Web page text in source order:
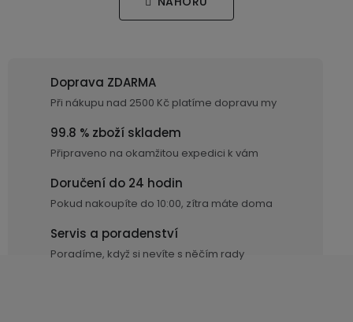
á
p
r
v
y
v
ý
p
i
í
Doprava ZDARMA
Při nákupu nad 2500 Kč platíme dopravu my
99.8 % zboží skladem
Připraveno na okamžitou expedici k vám
Doručení do 24 hodin
Pokud nakoupíte do 10:00, zítra máte doma
Servis a poradenství
Poradíme, když si nevíte s něčím rady